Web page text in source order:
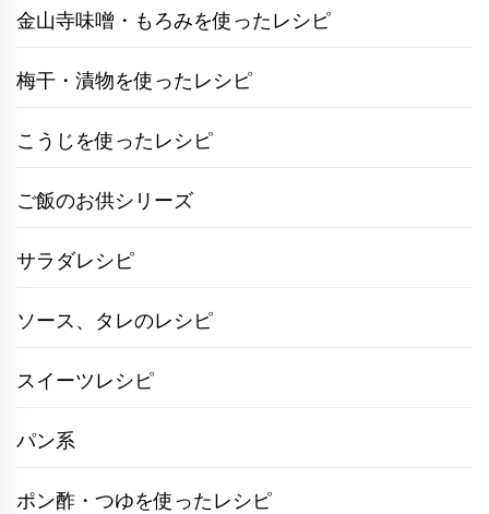
金山寺味噌・もろみを使ったレシピ
梅干・漬物を使ったレシピ
こうじを使ったレシピ
ご飯のお供シリーズ
サラダレシピ
ソース、タレのレシピ
スイーツレシピ
パン系
ポン酢・つゆを使ったレシピ